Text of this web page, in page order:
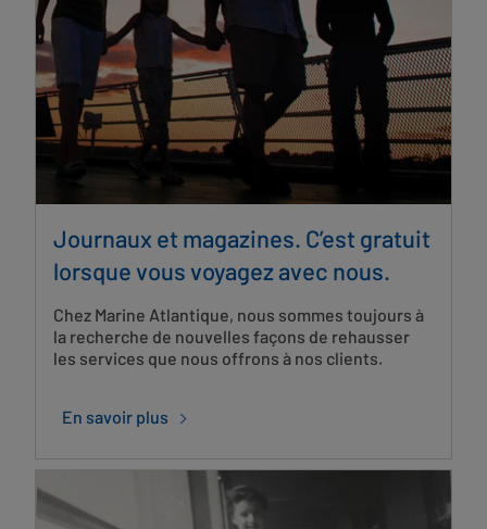
Journaux et magazines. C’est gratuit
lorsque vous voyagez avec nous.
Chez Marine Atlantique, nous sommes toujours à
la recherche de nouvelles façons de rehausser
les services que nous offrons à nos clients.
En savoir plus